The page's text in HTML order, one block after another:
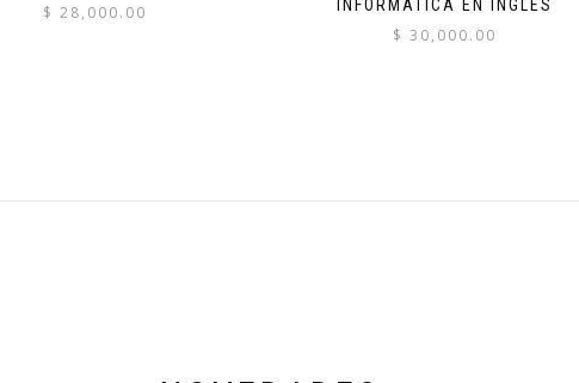
$ 28,000.00
INFORMÁTICA EN INGLÉS
$ 30,000.00